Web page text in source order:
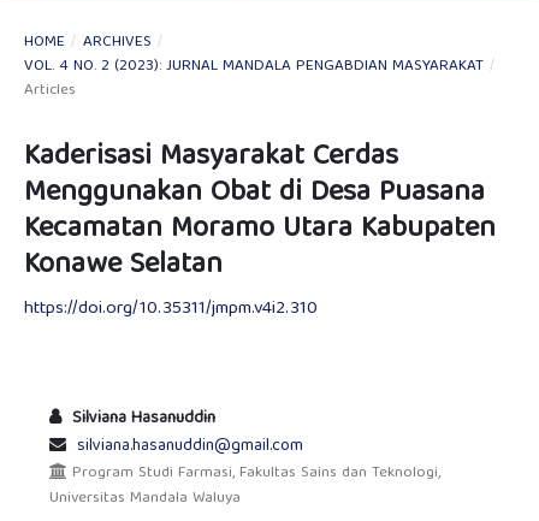
HOME / ARCHIVES /
VOL. 4 NO. 2 (2023): JURNAL MANDALA PENGABDIAN MASYARAKAT /
Articles
Kaderisasi Masyarakat Cerdas
Menggunakan Obat di Desa Puasana
Kecamatan Moramo Utara Kabupaten
Konawe Selatan
https://doi.org/10.35311/jmpm.v4i2.310
Silviana Hasanuddin
silviana.hasanuddin@gmail.com
Program Studi Farmasi, Fakultas Sains dan Teknologi,
Universitas Mandala Waluya